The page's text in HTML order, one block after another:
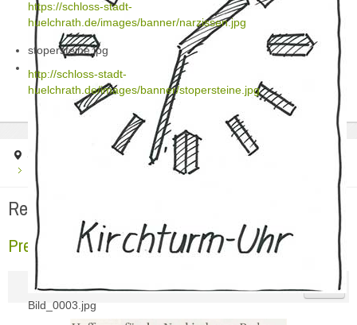
Bild_0003.jpg
https://schloss-stadt-
huelchrath.de/images/banner/narzissen.jpg
stopersteine.jpg
http://schloss-stadt-
huelchrath.de/images/banner/stopersteine.jpg
Startseite Regionale Presse
2017
Pressebericht NGZ 16.12.2017-2
Regionale Presse
Pressebericht NGZ 16.12.2017-2